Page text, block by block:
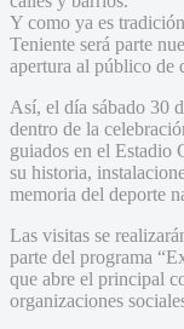
Y como ya es
Teniente será parte
apertura al público de
Así, el día sábado 30
dentro de la
guiados en el Estadio
su historia,
memoria del deporte
Las visitas se
parte del programa
que abre el principal
organizaciones